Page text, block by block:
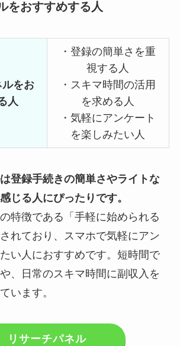
をおすすめする人
ルをお
人
・登録の簡単さを重
視する人
・スキマ時間の活用
を求める人
・気軽にアンケート
を楽しみたい人
登録手続きの簡単さやライトな
じる人にぴったりです。
特徴である「手軽に始められる
れており、スマホで気軽にアン
い人におすすめです。短時間で
、日常のスキマ時間に副収入を
います。
リサーチパネル